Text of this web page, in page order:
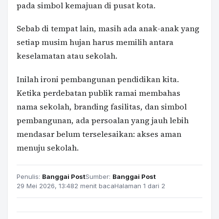
pada simbol kemajuan di pusat kota.
Sebab di tempat lain, masih ada anak-anak yang
setiap musim hujan harus memilih antara
keselamatan atau sekolah.
Inilah ironi pembangunan pendidikan kita.
Ketika perdebatan publik ramai membahas
nama sekolah, branding fasilitas, dan simbol
pembangunan, ada persoalan yang jauh lebih
mendasar belum terselesaikan: akses aman
menuju sekolah.
Penulis: Banggai PostSumber: Banggai Post
29 Mei 2026, 13:482 menit bacaHalaman 1 dari 2